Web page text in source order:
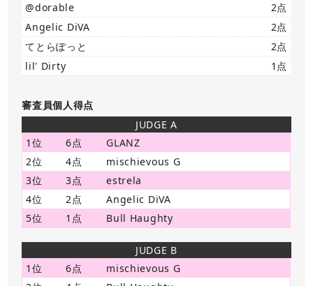
@dorable
2点
Angelic DiVA
2点
てとらぽっと
2点
lil' Dirty
1点
審査員個人得点
JUDGE A
1位
6点
GLANZ
2位
4点
mischievous G
3位
3点
estrela
4位
2点
Angelic DiVA
5位
1点 Bull Haughty
JUDGE B
1位
6点
mischievous G